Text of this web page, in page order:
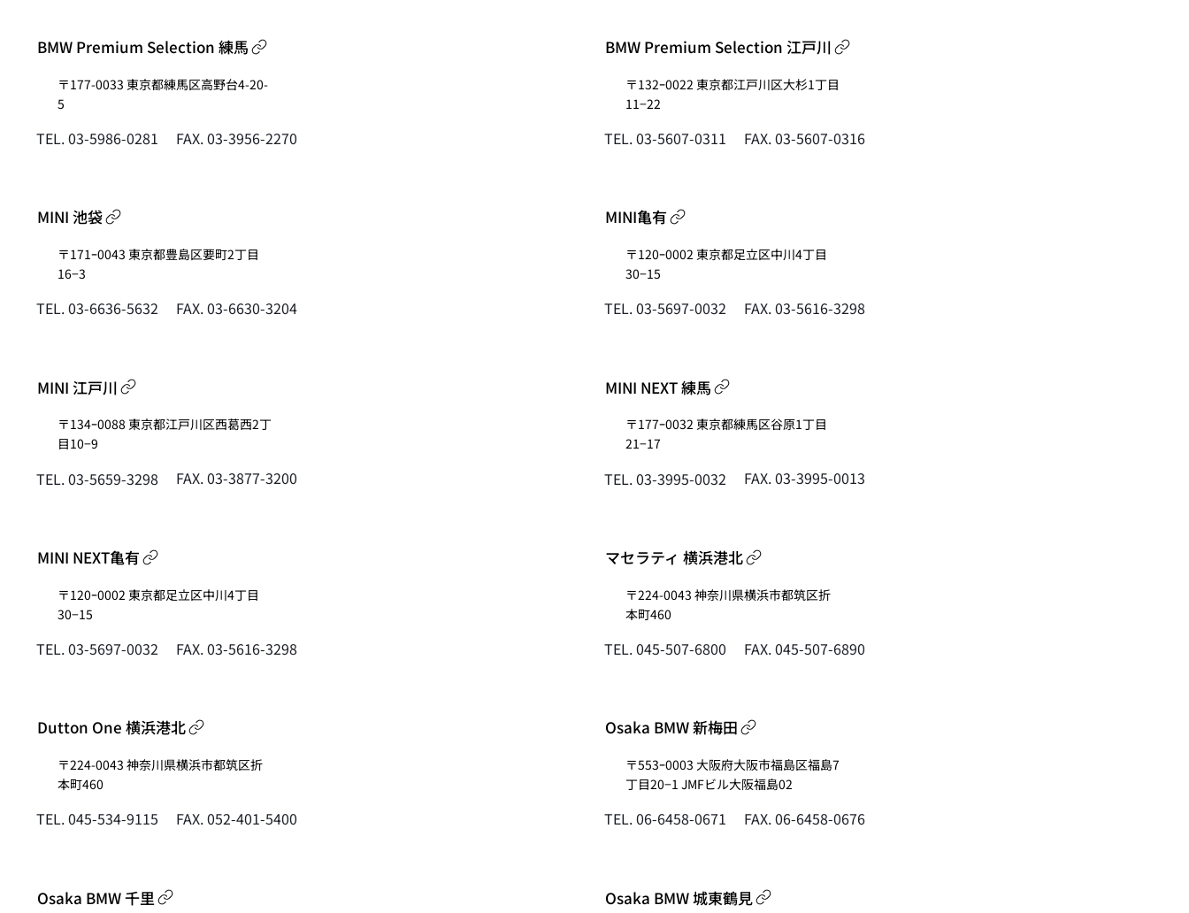
BMW Premium Selection 練馬
〒177-0033 東京都練馬区高野台4-20-
5
TEL. 03-5986-0281 FAX. 03-3956-2270
BMW Premium Selection 江戸川
〒132ｰ0022 東京都江戸川区大杉1丁目
11−22
TEL. 03-5607-0311 FAX. 03-5607-0316
MINI 池袋
〒171ｰ0043 東京都豊島区要町2丁目
16−3
TEL. 03-6636-5632 FAX. 03-6630-3204
MINI亀有
〒120ｰ0002 東京都足立区中川4丁目
30−15
TEL. 03-5697-0032 FAX. 03-5616-3298
MINI 江戸川
〒134ｰ0088 東京都江戸川区西葛西2丁
目10−9
TEL. 03-5659-3298 FAX. 03-3877-3200
MINI NEXT 練馬
〒177ｰ0032 東京都練馬区谷原1丁目
21−17
TEL. 03-3995-0032 FAX. 03-3995-0013
MINI NEXT亀有
〒120ｰ0002 東京都足立区中川4丁目
30−15
TEL. 03-5697-0032 FAX. 03-5616-3298
マセラティ 横浜港北
〒224-0043 神奈川県横浜市都筑区折
本町460
TEL. 045-507-6800 FAX. 045-507-6890
Dutton One 横浜港北
〒224-0043 神奈川県横浜市都筑区折
本町460
TEL. 045-534-9115 FAX. 052-401-5400
Osaka BMW 新梅田
〒553ｰ0003 大阪府大阪市福島区福島7
丁目20−1 JMFビル大阪福島02
TEL. 06-6458-0671 FAX. 06-6458-0676
Osaka BMW 千里 Osaka BMW 城東鶴見